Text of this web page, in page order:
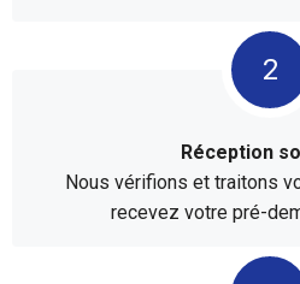
Réception
Nous vérifions et traitons
recevez votre pré-